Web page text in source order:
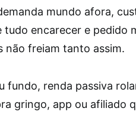
mundo afora,
encarecer e pedido
não freiam tanto assim.
fundo, renda passiva
gringo, app ou afiliado